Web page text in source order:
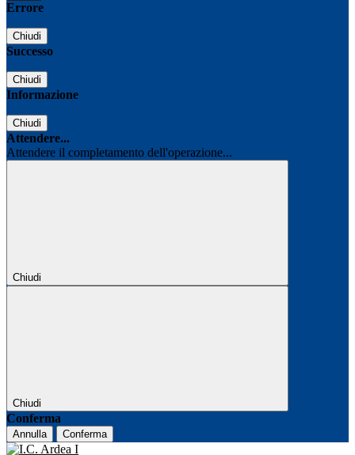
Errore
Chiudi
Successo
Chiudi
Informazione
Chiudi
Attendere...
Attendere il completamento dell'operazione...
Chiudi
Chiudi
Conferma
Annulla Conferma